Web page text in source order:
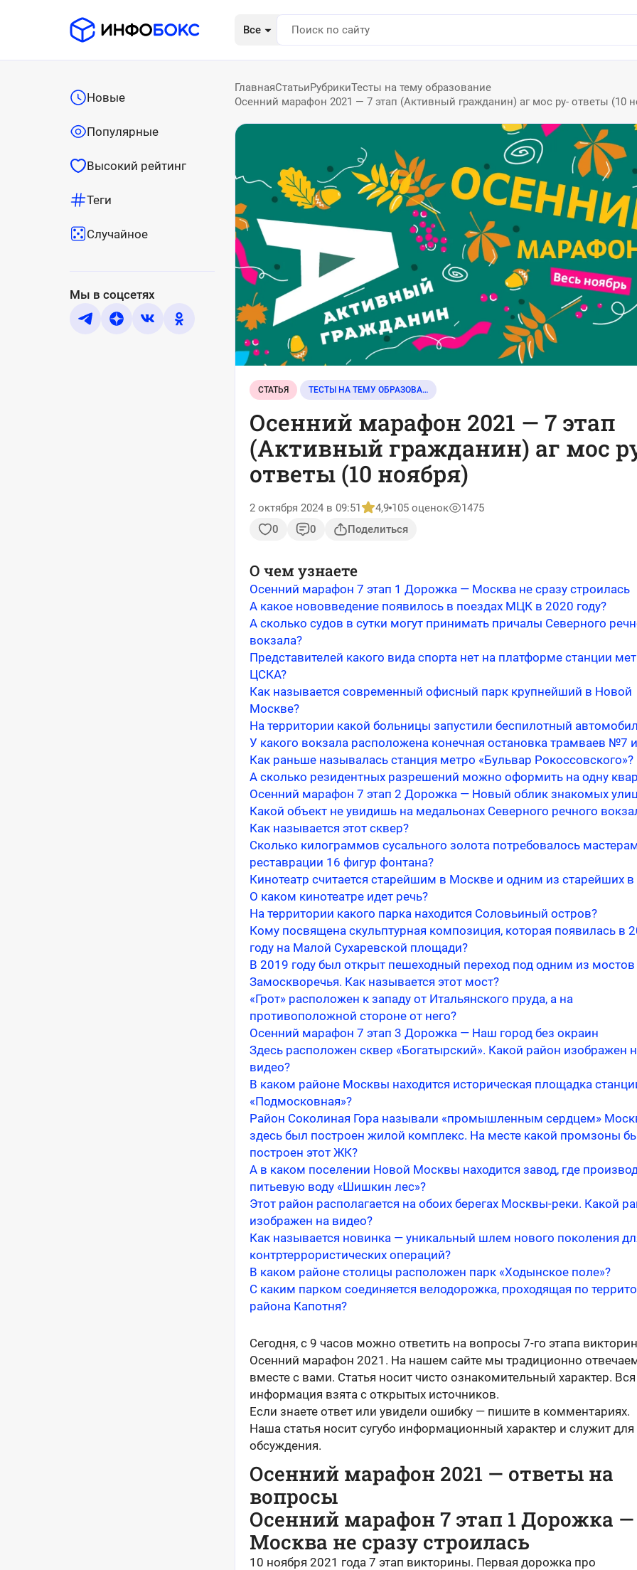
Все
Новые
Популярные
Высокий рейтинг
Теги
Случайное
Мы в соцсетях
ГлавнаяСтатьиРубрикиТесты на тему образование
Осенний марафон 2021 — 7 этап (Активный гражданин) аг мос ру- ответы (10
СТАТЬЯ ТЕСТЫ НА ТЕМУ ОБРАЗОВАНИЕ
Осенний марафон 2021 — 7 этап
(Активный гражданин) аг мос
ответы (10 ноября)
2 октября 2024 в 09:51 4,9 105 оценок
1475
0
0 Поделиться
О чем узнаете
Осенний марафон 7 этап 1 Дорожка — Москва не сразу строилась
А какое нововведение появилось в поездах МЦК в 2020 году?
А сколько судов в сутки могут принимать причалы Северного
вокзала?
Представителей какого вида спорта нет на платформе станции
ЦСКА?
Как называется современный офисный парк крупнейший в Новой
Москве?
На территории какой больницы запустили беспилотный
У какого вокзала расположена конечная остановка трамваев №7
Как раньше называлась станция метро «Бульвар Рокоссовского»?
А сколько резидентных разрешений можно оформить на одну
Осенний марафон 7 этап 2 Дорожка — Новый облик знакомых
Какой объект не увидишь на медальонах Северного речного
Как называется этот сквер?
Сколько килограммов сусального золота потребовалось
реставрации 16 фигур фонтана?
Кинотеатр считается старейшим в Москве и одним из старейших
О каком кинотеатре идет речь?
На территории какого парка находится Соловьиный остров?
Кому посвящена скульптурная композиция, которая появилась в
году на Малой Сухаревской площади?
В 2019 году был открыт пешеходный переход под одним из мостов
Замоскворечья. Как называется этот мост?
«Грот» расположен к западу от Итальянского пруда, а на
противоположной стороне от него?
Осенний марафон 7 этап 3 Дорожка — Наш город без окраин
Здесь расположен сквер «Богатырский». Какой район изображен
видео?
В каком районе Москвы находится историческая площадка
«Подмосковная»?
Район Соколиная Гора называли «промышленным сердцем»
здесь был построен жилой комплекс. На месте какой промзоны
построен этот ЖК?
А в каком поселении Новой Москвы находится завод, где
питьевую воду «Шишкин лес»?
Этот район располагается на обоих берегах Москвы-реки. Какой
изображен на видео?
Как называется новинка — уникальный шлем нового поколения
контртеррористических операций?
В каком районе столицы расположен парк «Ходынское поле»?
С каким парком соединяется велодорожка, проходящая по
района Капотня?
Сегодня, с 9 часов можно ответить на вопросы 7-го этапа
Осенний марафон 2021. На нашем сайте мы традиционно
вместе с вами. Статья носит чисто ознакомительный характер. Вся
информация взята с открытых источников.
Если знаете ответ или увидели ошибку — пишите в комментариях.
Наша статья носит сугубо информационный характер и служит для
обсуждения.
Осенний марафон 2021 — ответы на
вопросы
Осенний марафон 7 этап 1 Дорожка —
Москва не сразу строилась
10 ноября 2021 года 7 этап викторины. Первая дорожка про